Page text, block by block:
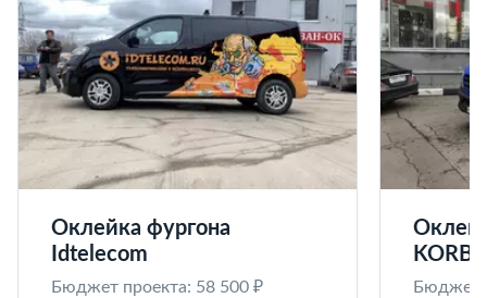
Оклейка фургона
Idtelecom
Бюджет проекта: 58 500 ₽
KORB
Бюджет